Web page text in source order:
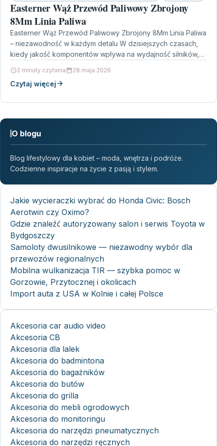
Easterner Wąż Przewód Paliwowy Zbrojony
8Mm Linia Paliwa
Easterner Wąż Przewód Paliwowy Zbrojony 8Mm Linia Paliwa
– niezawodność w każdym detalu W dzisiejszych czasach,
kiedy jakość komponentów wpływa na wydajność silników,
2 minuty czytania 28 maja 2026
Czytaj więcej
O blogu
Blog lifestylowy dla kobiet – moda, wnętrza i podróże.
Codzienne inspiracje na życie z pasją i stylem.
Jakie wycieraczki wybrać do Honda Civic: Bosch
Aerotwin czy Oximo?
Gdzie znaleźć autoryzowany salon i serwis Toyota w
Bydgoszczy
Samoloty dwusilnikowe — niezawodny wybór dla
przewozów regionalnych
Mobilna wulkanizacja TIR — szybka pomoc w
Gorzowie, Przytocznej i okolicach
Import auta z USA w Kolnie i całej Polsce
Akcesoria car audio video
Akcesoria CB
Akcesoria dla lalek
Akcesoria do badmintona
Akcesoria do bagażników
Akcesoria do butów
Akcesoria do grilla
Akcesoria do mebli ogrodowych
Akcesoria do monitoringu
Akcesoria do narzędzi pneumatycznych
Akcesoria do narzędzi ręcznych